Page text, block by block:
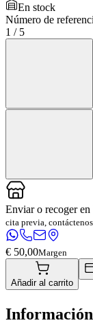
En stock
Número de
1 / 5
Enviar o recoger en
cita previa, contáctenos
€ 50,00Margen
Añadir al carrito